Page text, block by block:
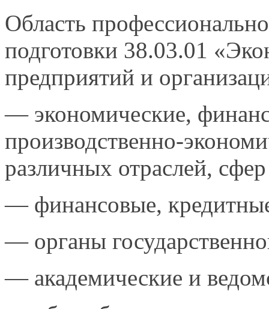
Область
подготовки 38.03.01
предприятий и
— экономические,
производственно-
различных отраслей,
— финансовые,
— органы
— академические и